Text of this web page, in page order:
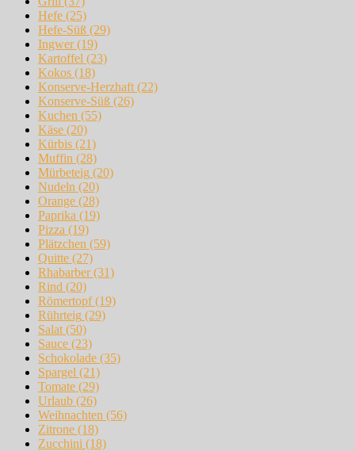
Hefe (25)
Hefe-Süß (29)
Ingwer(19)
Kartoffel (23)
Kokos (18)
Konserve-Herzhaft (22)
Konserve-Süß (26)
Kuchen (55)
Käse (20)
Kürbis (21)
Muffin (28)
Mürbeteig (20)
Nudeln (20)
Orange (28)
Paprika (19)
Pizza (19)
Plätzchen (59)
Quitte (27)
Rhabarber(31)
Rind (20)
Römertopf(19)
Rührteig (29)
Salat (50)
Sauce (23)
Schokolade (35)
Spargel (21)
Tomate (29)
Urlaub (26)
Weihnachten (56)
Zitrone (18)
Zucchini (18)